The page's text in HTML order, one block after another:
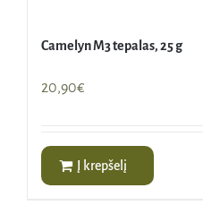
Camelyn M3 tepalas, 25 g
20,90€
Į krepšelį